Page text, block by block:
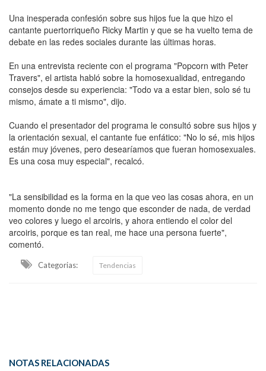
Una inesperada confesión sobre sus hijos fue la que hizo el
cantante puertorriqueño Ricky Martin y que se ha vuelto tema de
debate en las redes sociales durante las últimas horas.
En una entrevista reciente con el programa "Popcorn with Peter
Travers", el artista habló sobre la homosexualidad, entregando
consejos desde su experiencia: "Todo va a estar bien, solo sé tu
mismo, ámate a ti mismo", dijo.
Cuando el presentador del programa le consultó sobre sus hijos y
la orientación sexual, el cantante fue enfático: "No lo sé, mis hijos
están muy jóvenes, pero desearíamos que fueran homosexuales.
Es una cosa muy especial", recalcó.
"La sensibilidad es la forma en la que veo las cosas ahora, en un
momento donde no me tengo que esconder de nada, de verdad
veo colores y luego el arcoiris, y ahora entiendo el color del
arcoiris, porque es tan real, me hace una persona fuerte",
comentó.
Categorias: Tendencias
NOTAS RELACIONADAS